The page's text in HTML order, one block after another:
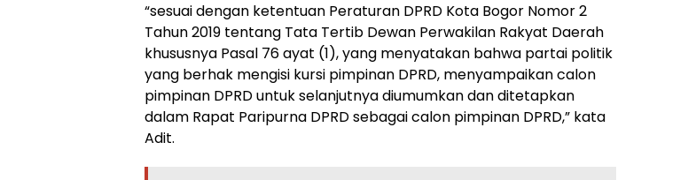
“sesuai dengan ketentuan Peraturan DPRD Kota Bogor Nomor 2
Tahun 2019 tentang Tata Tertib Dewan Perwakilan Rakyat Daerah
khususnya Pasal 76 ayat (1), yang menyatakan bahwa partai politik
yang berhak mengisi kursi pimpinan DPRD, menyampaikan calon
pimpinan DPRD untuk selanjutnya diumumkan dan ditetapkan
dalam Rapat Paripurna DPRD sebagai calon pimpinan DPRD,” kata
Adit.